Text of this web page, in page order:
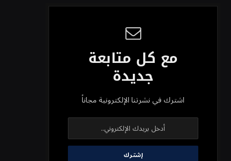
مع كل متابعة
جديدة
اشترك في نشرتنا الإلكترونية مجاناً